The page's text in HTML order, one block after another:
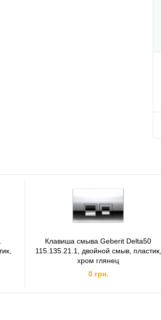
Клавиша смыва Geberit Delta50
115.135.21.1, двойной смыв, пластик,
хром глянец
0 грн.